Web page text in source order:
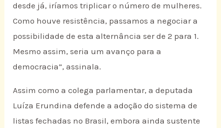
desde já, iríamos triplicar o número de mulheres.
Como houve resistência, passamos a negociar a
possibilidade de esta alternância ser de 2 para 1.
Mesmo assim, seria um avanço para a
democracia”, assinala.
Assim como a colega parlamentar, a deputada
Luíza Erundina defende a adoção do sistema de
listas fechadas no Brasil, embora ainda sustente